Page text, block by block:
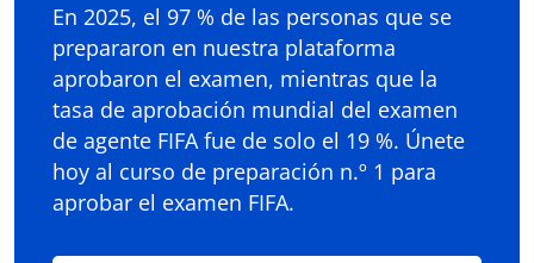
En 2025, el 97 % de las personas que se
prepararon en nuestra plataforma
aprobaron el examen, mientras que la
tasa de aprobación mundial del examen
de agente FIFA fue de solo el 19 %. Únete
hoy al curso de preparación n.º 1 para
aprobar el examen FIFA.